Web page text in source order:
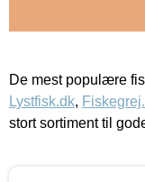
De mest populære
Lystfisk.dk,
stort sortiment til